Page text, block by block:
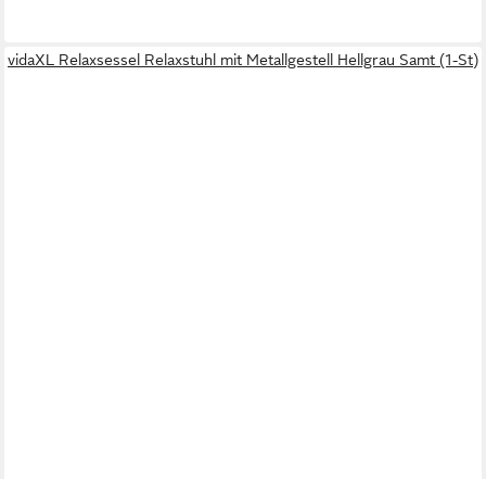
vidaXL Relaxsessel Relaxstuhl mit Metallgestell Hellgrau Samt (1-St)